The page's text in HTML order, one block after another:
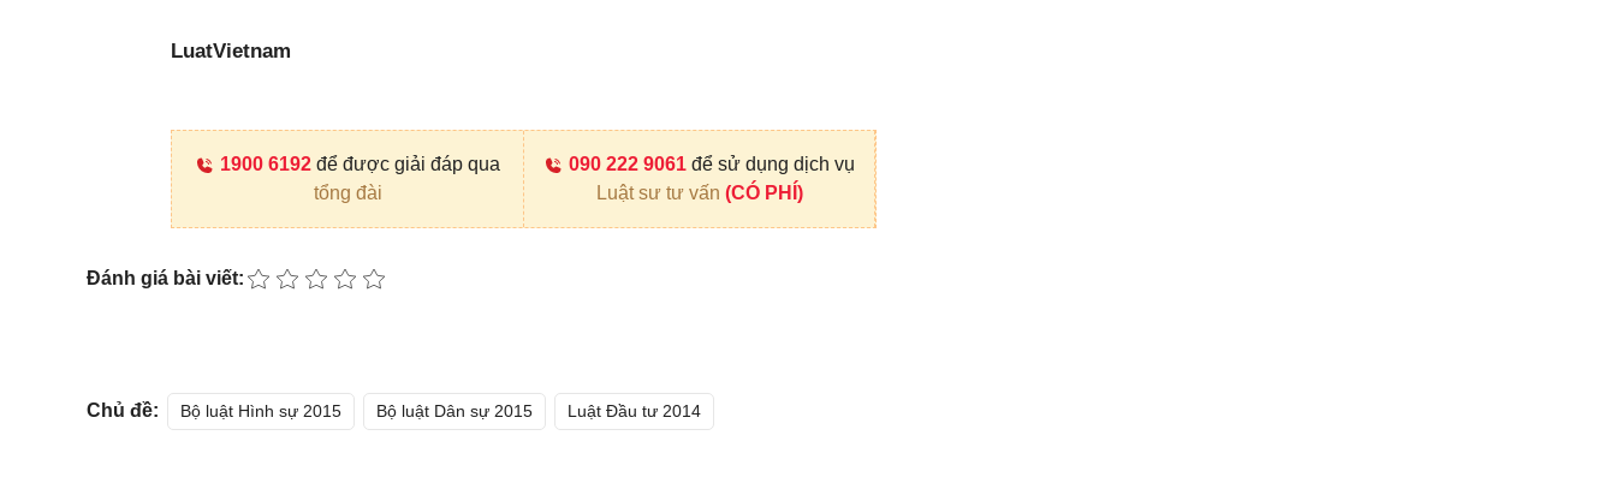
LuatVietnam
1900 6192 để được giải đáp qua
tổng đài
090 222 9061 để sử dụng dịch vụ
Luật sư tư vấn (CÓ PHÍ)
Đánh giá bài viết:
Chủ đề: Bộ luật Hình sự 2015 Bộ luật Dân sự 2015 Luật Đầu tư 2014